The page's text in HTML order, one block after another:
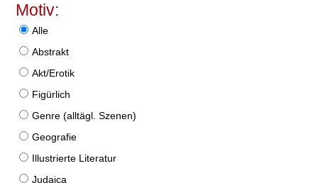
Motiv:
Alle
Abstrakt
Akt/Erotik
Figürlich
Genre (alltägl. Szenen)
Geografie
Illustrierte Literatur
Judaica